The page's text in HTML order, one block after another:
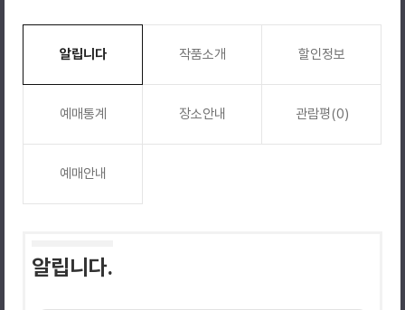
알립니다 작품소개 할인정보
예매통계 장소안내 관람평(0)
예매안내
알립니다.